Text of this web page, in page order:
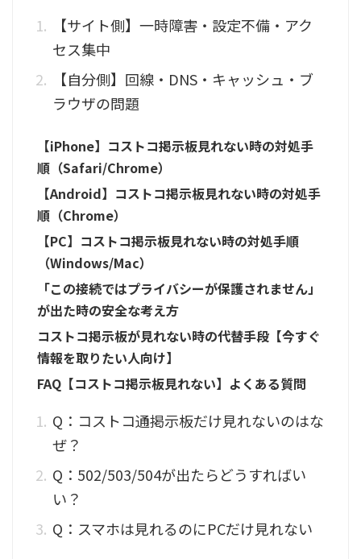
【サイト側】一時障害・設定不備・アク
セス集中
【自分側】回線・DNS・キャッシュ・ブ
ラウザの問題
【iPhone】コストコ掲示板見れない時の対処手
順（Safari/Chrome）
【Android】コストコ掲示板見れない時の対処手
順（Chrome）
【PC】コストコ掲示板見れない時の対処手順
（Windows/Mac）
「この接続ではプライバシーが保護されません」
が出た時の安全な考え方
コストコ掲示板が見れない時の代替手段【今すぐ
情報を取りたい人向け】
FAQ【コストコ掲示板見れない】よくある質問
Q：コストコ通掲示板だけ見れないのはな
ぜ？
Q：502/503/504が出たらどうすればい
い？
Q：スマホは見れるのにPCだけ見れない